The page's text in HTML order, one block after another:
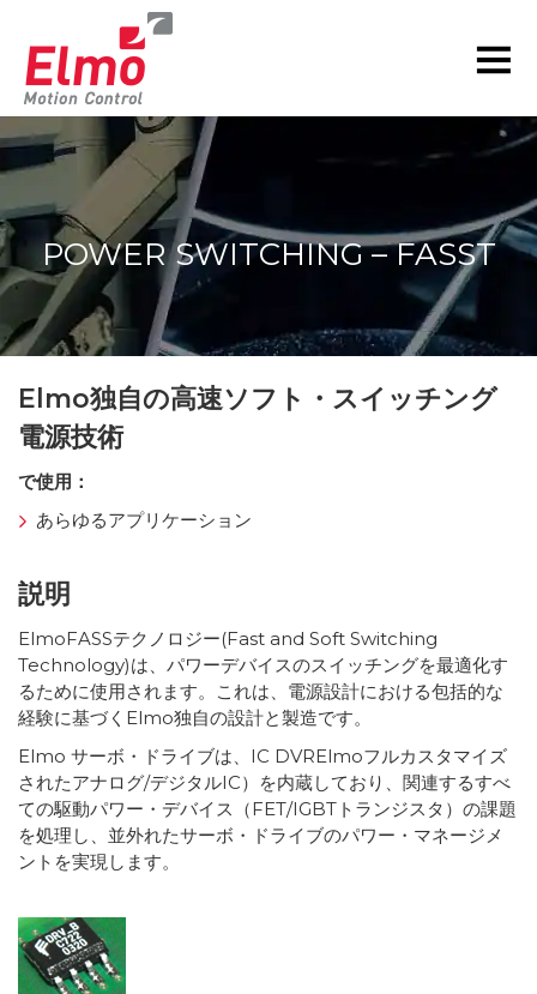
POWER SWITCHING – FASST
Elmo独自の高速ソフト・スイッチング
電源技術
で使用：
あらゆるアプリケーション
説明
ElmoFASSテクノロジー(Fast and Soft Switching
Technology)は、パワーデバイスのスイッチングを最適化す
るために使用されます。これは、電源設計における包括的な
経験に基づくElmo独自の設計と製造です。
Elmo サーボ・ドライブは、IC DVRElmoフルカスタマイズ
されたアナログ/デジタルIC）を内蔵しており、関連するすべ
ての駆動パワー・デバイス（FET/IGBTトランジスタ）の課題
を処理し、並外れたサーボ・ドライブのパワー・マネージメ
ントを実現します。